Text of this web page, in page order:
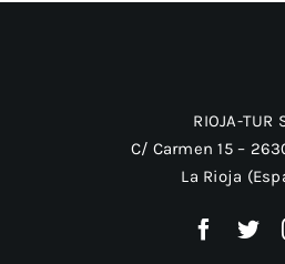
RIOJA-TUR
C/ Carmen 15 –
La Rioja